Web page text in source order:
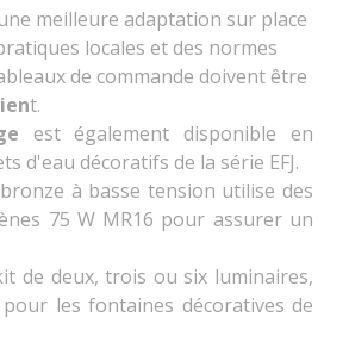
meilleure adaptation sur place
locales et des normes
de commande doivent être
t.
est également disponible en
d'eau décoratifs de la série EFJ.
à basse tension utilise des
75 W MR16 pour assurer un
de deux, trois ou six luminaires,
les fontaines décoratives de